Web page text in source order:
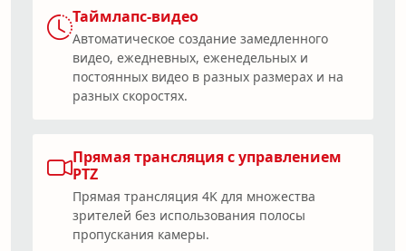
Таймлапс-видео
Автоматическое создание замедленного
видео, ежедневных, еженедельных и
постоянных видео в разных размерах и на
разных скоростях.
Прямая трансляция с управлением
PTZ
Прямая трансляция 4K для множества
зрителей без использования полосы
пропускания камеры.